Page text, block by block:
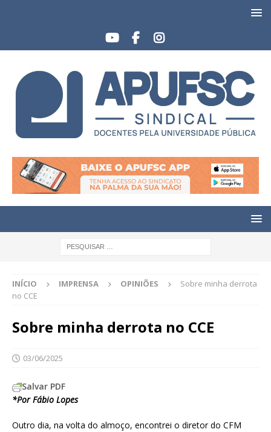
INÍCIO IMPRENSA OPINIÕES
Sobre minha derrota
no CCE
Sobre minha derrota no CCE
03/06/2025
Salvar PDF
*Por Fábio Lopes
Outro dia, na volta do almoço, encontrei o diretor do CFM